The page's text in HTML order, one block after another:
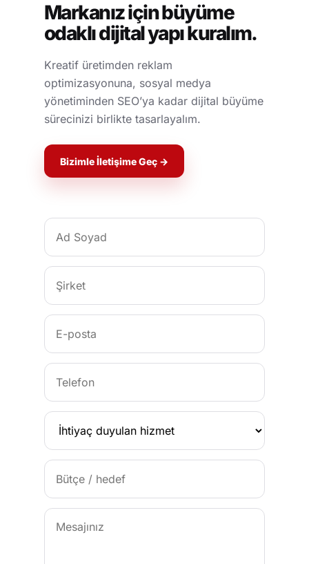
Markanız için büyüme
odaklı dijital yapı kuralım.
Kreatif üretimden reklam
optimizasyonuna, sosyal medya
yönetiminden SEO’ya kadar dijital büyüme
sürecinizi birlikte tasarlayalım.
Bizimle İletişime Geç →